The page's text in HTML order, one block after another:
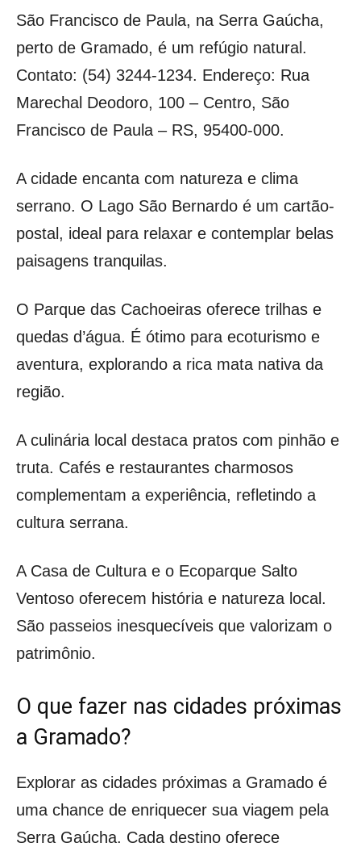
São Francisco de Paula, na Serra Gaúcha,
perto de Gramado, é um refúgio natural.
Contato: (54) 3244-1234. Endereço: Rua
Marechal Deodoro, 100 – Centro, São
Francisco de Paula – RS, 95400-000.
A cidade encanta com natureza e clima
serrano. O Lago São Bernardo é um cartão-
postal, ideal para relaxar e contemplar belas
paisagens tranquilas.
O Parque das Cachoeiras oferece trilhas e
quedas d’água. É ótimo para ecoturismo e
aventura, explorando a rica mata nativa da
região.
A culinária local destaca pratos com pinhão e
truta. Cafés e restaurantes charmosos
complementam a experiência, refletindo a
cultura serrana.
A Casa de Cultura e o Ecoparque Salto
Ventoso oferecem história e natureza local.
São passeios inesquecíveis que valorizam o
patrimônio.
O que fazer nas cidades próximas
a Gramado?
Explorar as cidades próximas a Gramado é
uma chance de enriquecer sua viagem pela
Serra Gaúcha. Cada destino oferece